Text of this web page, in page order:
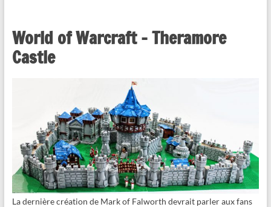
World of Warcraft – Theramore
Castle
La dernière création de Mark of Falworth devrait parler aux fans